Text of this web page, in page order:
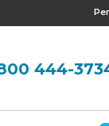
444-